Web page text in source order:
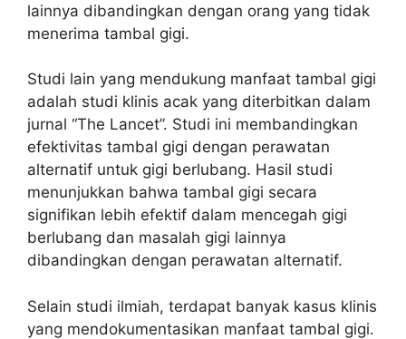
lainnya dibandingkan dengan orang yang tidak
menerima tambal gigi.
Studi lain yang mendukung manfaat tambal gigi
adalah studi klinis acak yang diterbitkan dalam
jurnal “The Lancet”. Studi ini membandingkan
efektivitas tambal gigi dengan perawatan
alternatif untuk gigi berlubang. Hasil studi
menunjukkan bahwa tambal gigi secara
signifikan lebih efektif dalam mencegah gigi
berlubang dan masalah gigi lainnya
dibandingkan dengan perawatan alternatif.
Selain studi ilmiah, terdapat banyak kasus klinis
yang mendokumentasikan manfaat tambal gigi.